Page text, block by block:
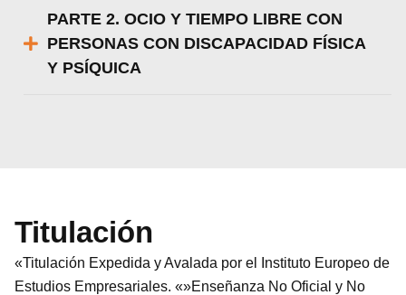
PARTE 2. OCIO Y TIEMPO LIBRE CON
PERSONAS CON DISCAPACIDAD FÍSICA
Y PSÍQUICA
Titulación
«Titulación Expedida y Avalada por el Instituto Europeo de
Estudios Empresariales. «»Enseñanza No Oficial y No